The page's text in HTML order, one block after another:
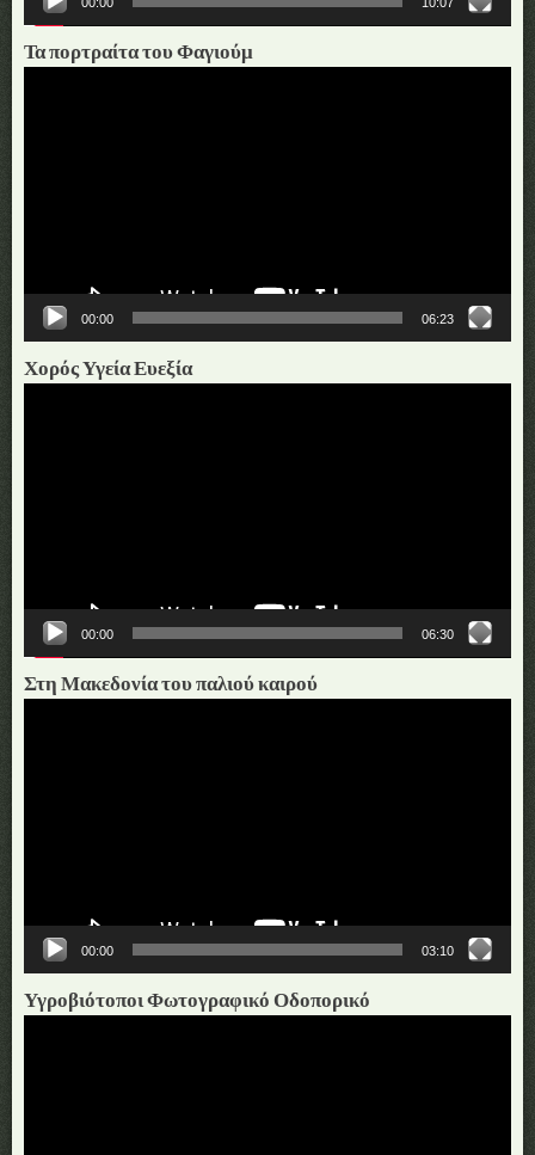
Τα πορτραίτα του Φαγιούμ
00:00 06:23
Χορός Υγεία Ευεξία
00:00 06:30
Στη Μακεδονία του παλιού καιρού
00:00 03:10
Υγροβιότοποι Φωτογραφικό Οδοπορικό